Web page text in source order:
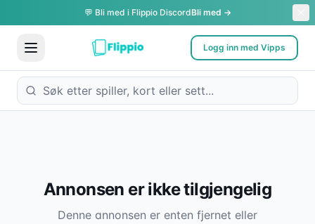
💬 Bli med i Flippio DiscordBli med →
Logg inn med Vipps
Annonsen er ikke tilgjengelig
Denne annonsen er enten fjernet eller